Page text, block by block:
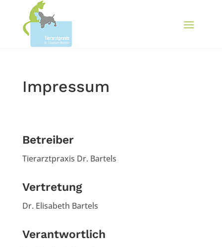
Impressum
Betreiber
Tierarztpraxis Dr. Bartels
Vertretung
Dr. Elisabeth Bartels
Verantwortlich